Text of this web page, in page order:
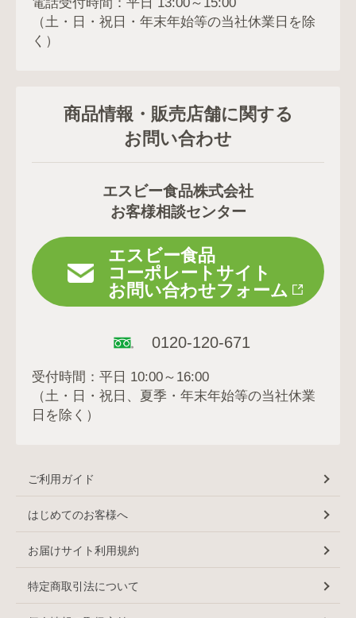
（土・日・祝日・年末年始等の当社休業日を除
く）
商品情報・販売店舗に関する
お問い合わせ
エスビー食品株式会社
お客様相談センター
エスビー食品
コーポレートサイト
お問い合わせフォーム
0120-120-671
受付時間：平日 10:00～16:00
（土・日・祝日、夏季・年末年始等の当社休業
日を除く）
ご利用ガイド
はじめてのお客様へ
お届けサイト利用規約
特定商取引法について